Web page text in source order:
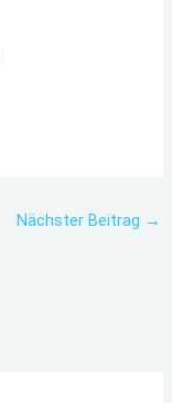
Nächster Beitrag →